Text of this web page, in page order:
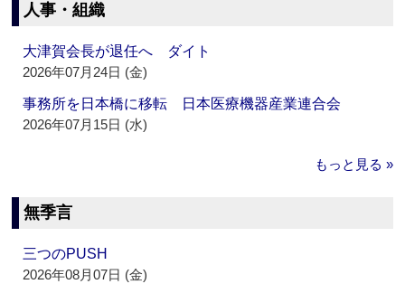
人事・組織
大津賀会長が退任へ ダイト
2026年07月24日 (金)
事務所を日本橋に移転 日本医療機器産業連合会
2026年07月15日 (水)
もっと見る »
無季言
三つのPUSH
2026年08月07日 (金)